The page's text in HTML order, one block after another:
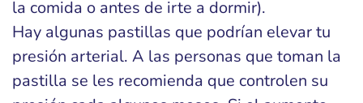
la comida o antes de irte a dormir).
Hay algunas pastillas que podrían elevar tu
presión arterial. A las personas que toman la
pastilla se les recomienda que controlen su